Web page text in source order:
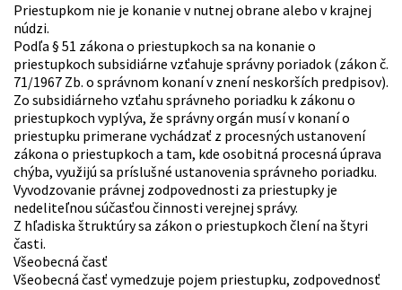
Priestupkom nie je konanie v nutnej obrane alebo v krajnej
núdzi.
Podľa § 51 zákona o priestupkoch sa na konanie o
priestupkoch subsidiárne vzťahuje správny poriadok (zákon č.
71/1967 Zb. o správnom konaní v znení neskorších predpisov).
Zo subsidiárneho vzťahu správneho poriadku k zákonu o
priestupkoch vyplýva, že správny orgán musí v konaní o
priestupku primerane vychádzať z procesných ustanovení
zákona o priestupkoch a tam, kde osobitná procesná úprava
chýba, využijú sa príslušné ustanovenia správneho poriadku.
Vyvodzovanie právnej zodpovednosti za priestupky je
nedeliteľnou súčasťou činnosti verejnej správy.
Z hľadiska štruktúry sa zákon o priestupkoch člení na štyri
časti.
Všeobecná časť
Všeobecná časť vymedzuje pojem priestupku, zodpovednosť